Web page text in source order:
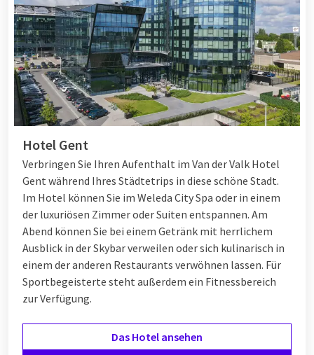
Hotel Gent
Verbringen Sie Ihren Aufenthalt im Van der Valk Hotel
Gent während Ihres Städtetrips in diese schöne Stadt.
Im Hotel können Sie im Weleda City Spa oder in einem
der luxuriösen Zimmer oder Suiten entspannen. Am
Abend können Sie bei einem Getränk mit herrlichem
Ausblick in der Skybar verweilen oder sich kulinarisch in
einem der anderen Restaurants verwöhnen lassen. Für
Sportbegeisterte steht außerdem ein Fitnessbereich
zur Verfügung.
Das Hotel ansehen